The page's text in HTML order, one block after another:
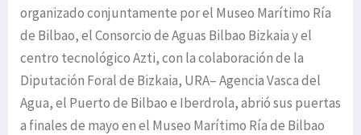
organizado conjuntamente por el Museo Marítimo Ría
de Bilbao, el Consorcio de Aguas Bilbao Bizkaia y el
centro tecnológico Azti, con la colaboración de la
Diputación Foral de Bizkaia, URA– Agencia Vasca del
Agua, el Puerto de Bilbao e Iberdrola, abrió sus puertas
a finales de mayo en el Museo Marítimo Ría de Bilbao